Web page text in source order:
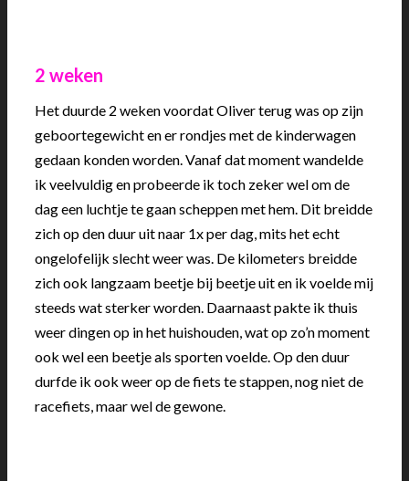
2 weken
Het duurde 2 weken voordat Oliver terug was op zijn
geboortegewicht en er rondjes met de kinderwagen
gedaan konden worden. Vanaf dat moment wandelde
ik veelvuldig en probeerde ik toch zeker wel om de
dag een luchtje te gaan scheppen met hem. Dit breidde
zich op den duur uit naar 1x per dag, mits het echt
ongelofelijk slecht weer was. De kilometers breidde
zich ook langzaam beetje bij beetje uit en ik voelde mij
steeds wat sterker worden. Daarnaast pakte ik thuis
weer dingen op in het huishouden, wat op zo’n moment
ook wel een beetje als sporten voelde. Op den duur
durfde ik ook weer op de fiets te stappen, nog niet de
racefiets, maar wel de gewone.